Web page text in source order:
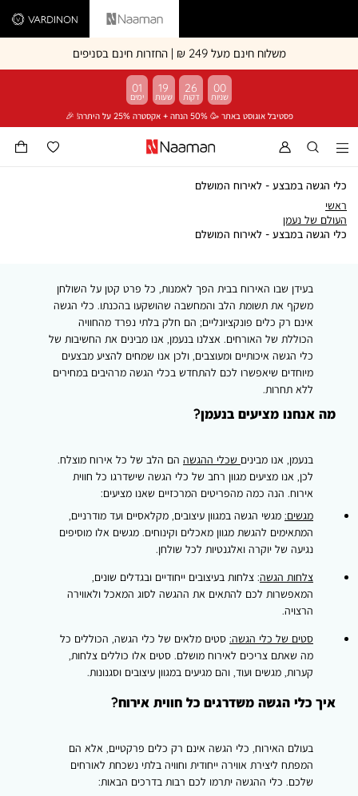
Vardinon Naaman
משלוח חינם מעל 249 ₪ | החזרות חינם בסניפים
פסטיבל אוגוסט באתר 🥳 50% הנחה + אקסטרה 25% על היתרה! 🎉
01 19 25 59
כלי הגשה במבצע - לאירוח המושלם
ראשי
העולם של נעמן
של
כלי הגשה במבצע - לאירוח המושלם
לאירוח
המושלם
בעידן שבו האירוח בבית הפך לאמנות, כל פרט קטן על השולחן
משקף את תשומת הלב והמחשבה שהושקעו בהכנתו. כלי הגשה
אינם רק כלים פונקציונליים; הם חלק בלתי נפרד מהחוויה
הכוללת של האורחים. אצלנו בנעמן, אנו מבינים את החשיבות של
כלי הגשה איכותיים ומעוצבים, ולכן אנו שמחים להציע מבצעים
מיוחדים שיאפשרו לכם להתחדש בכלי הגשה מרהיבים במחירים
ללא תחרות.
מה אנחנו מציעים בנעמן?
בנעמן, אנו מבינים שכלי ההגשה הם הלב של כל אירוח מוצלח.
לכן, אנו מציעים מגוון רחב של כלי הגשה שישדרגו כל חווית
אירוח. הנה כמה מהפריטים המרכזיים שאנו מציעים:
מגשים: מגשי הגשה במגוון עיצובים, מקלאסיים ועד מודרניים,
המתאימים להגשת מגוון מאכלים וקינוחים. מגשים אלו מוסיפים
נגיעה של יוקרה ואלגנטיות לכל שולחן.
צלחות הגשה: צלחות בעיצובים ייחודיים ובגדלים שונים,
המאפשרות לכם להתאים את ההגשה לסוג המאכל ולאווירה
הרצויה.
סטים של כלי הגשה: סטים מלאים של כלי הגשה, הכוללים כל
מה שאתם צריכים לאירוח מושלם. סטים אלו כוללים צלחות,
קערות, מגשים ועוד, והם מגיעים במגוון עיצובים וסגנונות.
איך כלי הגשה משדרגים כל חווית אירוח?
בעולם האירוח, כלי הגשה אינם רק כלים פרקטיים, אלא הם
המפתח ליצירת אווירה ייחודית וחוויה בלתי נשכחת לאורחים
שלכם. כלי ההגשה יתרמו לכם רבות בדרכים הבאות: